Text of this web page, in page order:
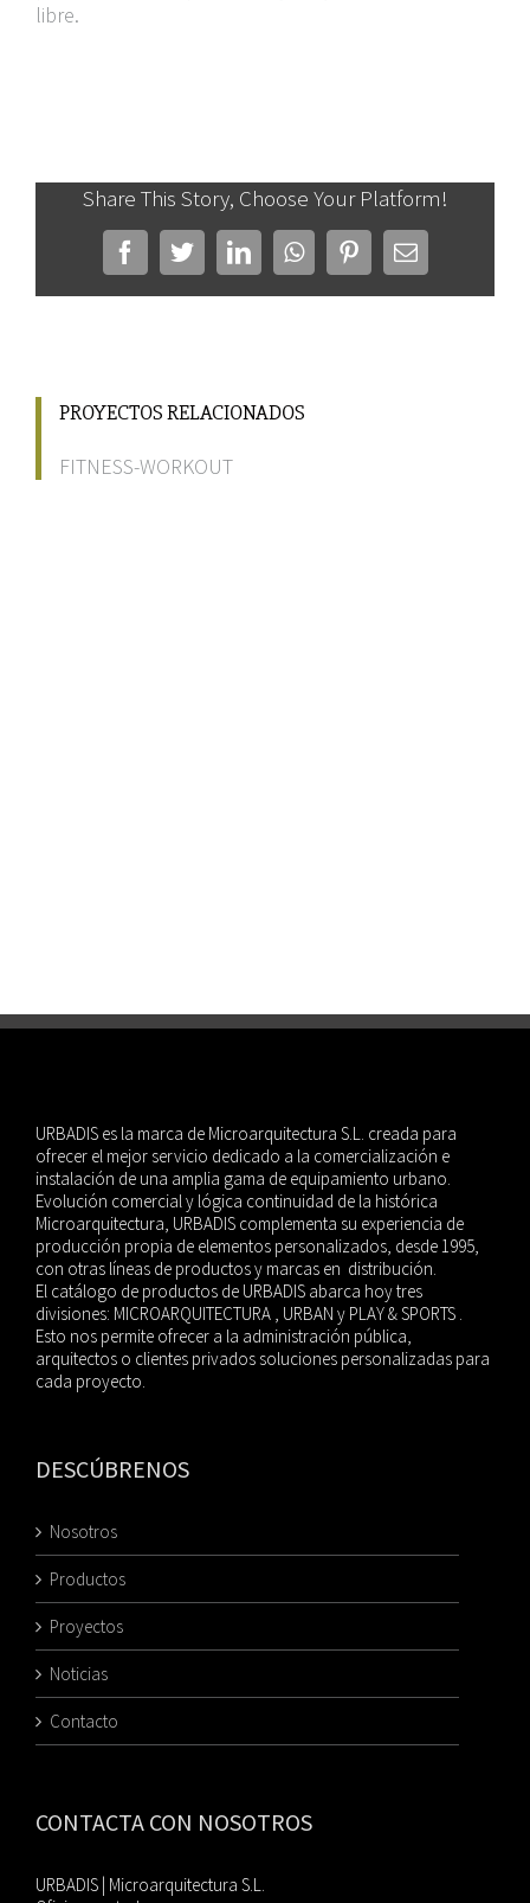
libre.
Share This Story, Choose Your Platform!
Facebook
TwitterLinkedInWhatsAppPinterestCorreo
electrónico
PROYECTOS RELACIONADOS
FITNESS-WORKOUT
URBADIS es la marca de Microarquitectura S.L. creada para
ofrecer el mejor servicio dedicado a la comercialización e
instalación de una amplia gama de equipamiento urbano.
Evolución comercial y lógica continuidad de la histórica
Microarquitectura, URBADIS complementa su experiencia de
producción propia de elementos personalizados, desde 1995,
con otras líneas de productos y marcas en distribución.
El catálogo de productos de URBADIS abarca hoy tres
divisiones: MICROARQUITECTURA , URBAN y PLAY & SPORTS .
Esto nos permite ofrecer a la administración pública,
arquitectos o clientes privados soluciones personalizadas para
cada proyecto.
DESCÚBRENOS
Nosotros
Productos
Proyectos
Noticias
Contacto
CONTACTA CON NOSOTROS
URBADIS | Microarquitectura S.L.